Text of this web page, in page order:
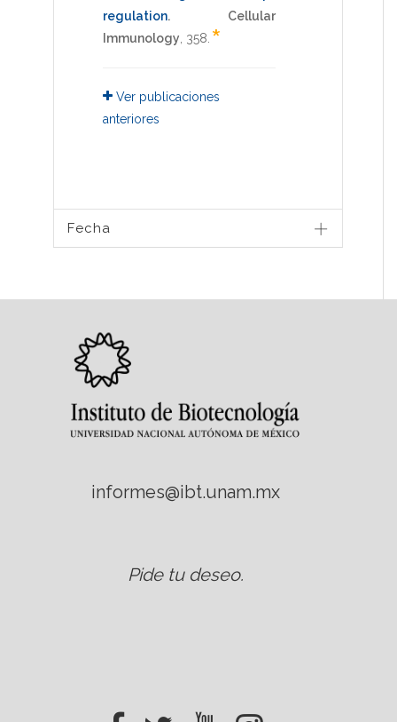
regulation.
Cellular
Immunology 358 *
Ver publicaciones
anteriores
Fecha
informes@ibt.unam.mx
Pide tu deseo.